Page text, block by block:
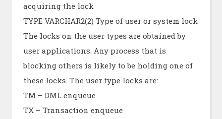
acquiring the lock
TYPE VARCHAR2(2) Type of user or system lock
The locks on the user types are obtained by
user applications. Any process that is
blocking others is likely to be holding one of
these locks. The user type locks are:
TM – DML enqueue
TX – Transaction enqueue